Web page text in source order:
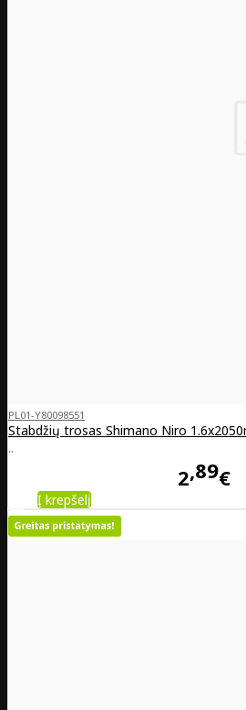
PL01-Y80098551
Stabdžių trosas Shimano Niro
..
2 89€
Į krepšelį